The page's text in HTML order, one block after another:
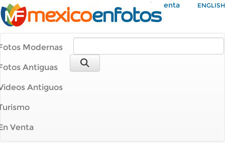
Mi Cuenta ENGLISH
Modernas
Antiguas
Antiguos
Venta